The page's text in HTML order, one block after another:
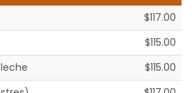
$117.00
$115.00
$115.00